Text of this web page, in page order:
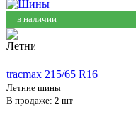
в наличии
tracmax 215/65 R16
Летние шины
В продаже: 2 шт